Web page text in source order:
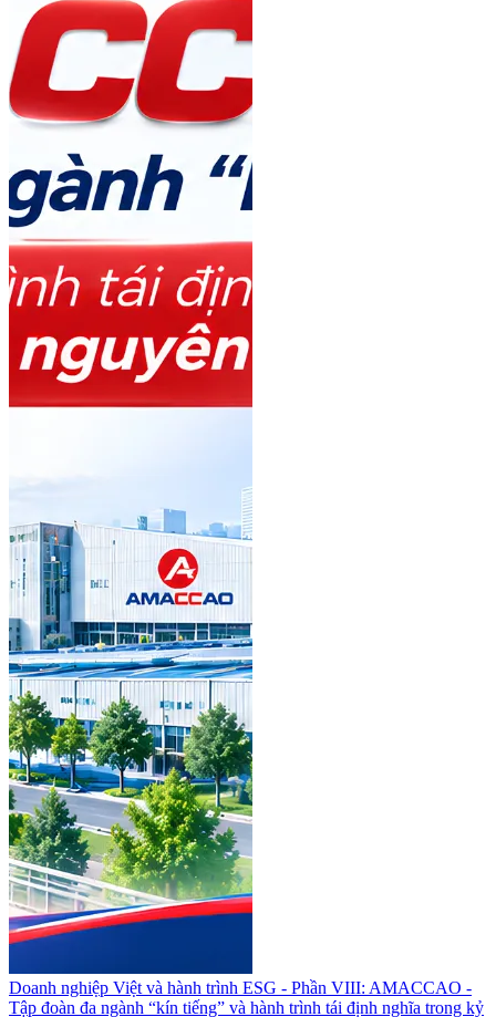
Doanh nghiệp Việt và hành trình ESG - Phần VIII: AMACCAO -
Tập đoàn đa ngành “kín tiếng” và hành trình tái định nghĩa trong kỷ